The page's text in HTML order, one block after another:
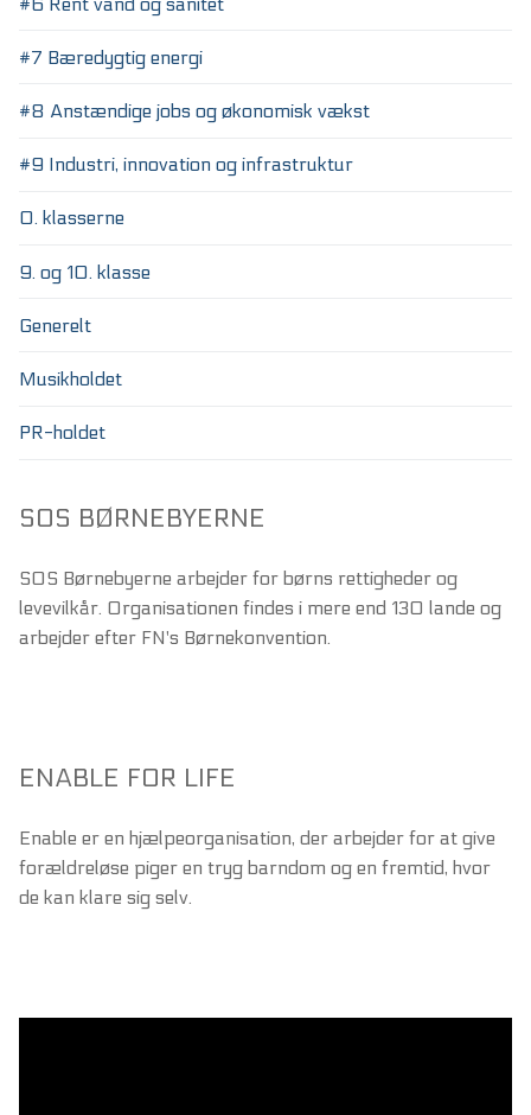
#7 Bæredygtig energi
#8 Anstændige jobs og økonomisk vækst
#9 Industri, innovation og infrastruktur
0. klasserne
9. og 10. klasse
Generelt
Musikholdet
PR-holdet
SOS BØRNEBYERNE
SOS Børnebyerne arbejder for børns rettigheder og
levevilkår. Organisationen findes i mere end 130 lande og
arbejder efter FN's Børnekonvention.
ENABLE FOR LIFE
Enable er en hjælpeorganisation, der arbejder for at give
forældreløse piger en tryg barndom og en fremtid, hvor
de kan klare sig selv.